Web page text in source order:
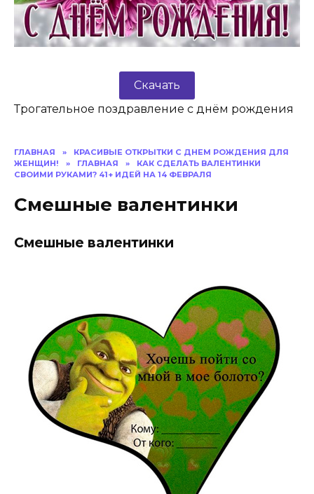
Скачать
Трогательное поздравление с днём рождения
ГЛАВНАЯ »
КРАСИВЫЕ ОТКРЫТКИ C ДНЕМ РОЖДЕНИЯ ДЛЯ
ЖЕНЩИН!
» ГЛАВНАЯ »
КАК СДЕЛАТЬ ВАЛЕНТИНКИ
СВОИМИ РУКАМИ? 41+ ИДЕЙ НА 14 ФЕВРАЛЯ
Смешные валентинки
Смешные валентинки